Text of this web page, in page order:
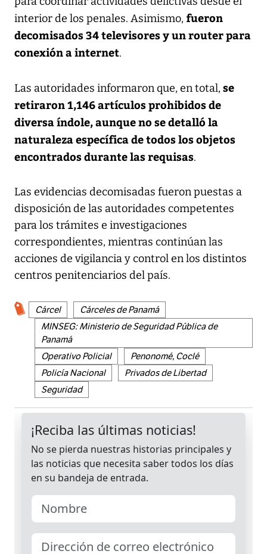
interior de los penales. Asimismo, fueron
decomisados 34 televisores y un router para
conexión a internet.
Las autoridades informaron que, en total, se
retiraron 1,146 artículos prohibidos de
diversa índole, aunque no se detalló la
naturaleza específica de todos los objetos
encontrados durante las requisas.
Las evidencias decomisadas fueron puestas a
disposición de las autoridades competentes
para los trámites e investigaciones
correspondientes, mientras continúan las
acciones de vigilancia y control en los distintos
centros penitenciarios del país.
Cárcel
Cárceles de Panamá
MINSEG: Ministerio de Seguridad Pública de
Panamá
Operativo Policial
Penonomé, Coclé
Policía Nacional
Privados de Libertad
Seguridad